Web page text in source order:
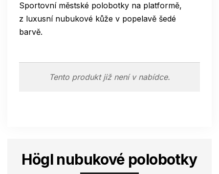
Sportovní městské polobotky na platformě,
z luxusní nubukové kůže v popelavě šedé
barvě.
Tento produkt již není v nabídce.
Högl nubukové polobotky